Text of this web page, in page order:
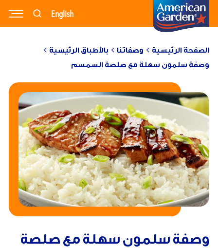
وصفاتنا
منتجاتنا
مدونتنا
تواصل معنا
English
الصفحة الرئيسية وصفاتنا
بالأطباق الرئيسية
وصفة سلمون سهلة مع صلصة السمسم
وصفة سلمون سهلة مع صلصة